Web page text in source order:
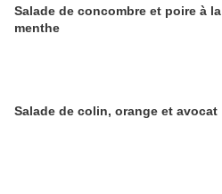
Salade de concombre et poire à la
menthe
Salade de colin, orange et avocat